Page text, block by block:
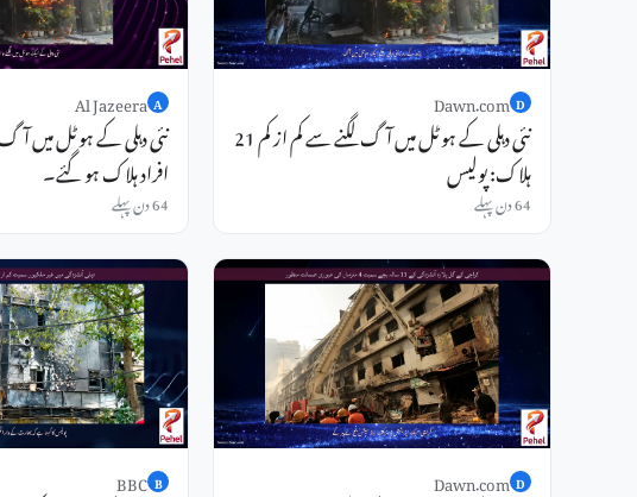
D
Dawn.com
نئی دہلی کے ہوٹل میں آگ لگنے سے کم از کم 21
ہلاک: پولیس
64 دن پہلے
A
Al Jazeera
افراد ہلاک ہو گئے۔
64 دن پہلے
D
Dawn.com
B
BBC